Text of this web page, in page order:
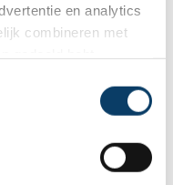
en analytics
combineren met
niet overslaan.
tijd voor het
Tevens had de